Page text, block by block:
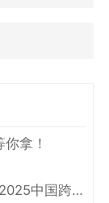
拿！
喜讯！大森林物流创始人 Forest 荣登2025中国跨境电商物流名人堂！